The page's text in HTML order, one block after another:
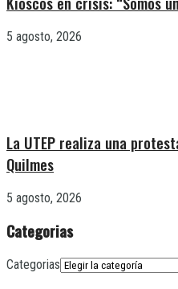
5 agosto, 2026
La UTEP realiza una
Quilmes
5 agosto, 2026
Categorias
Categorias